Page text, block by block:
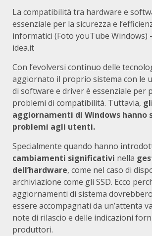
La compatibilità tra hardware e
essenziale per la sicurezza e
informatici (Foto youTube Windows)
idea.it
Con l’evolversi continuo delle
aggiornato il proprio sistema con le
di software e driver è essenziale per
problemi di compatibilità. Tuttavia,
aggiornamenti di Windows hanno
problemi agli utenti.
Specialmente quando hanno
cambiamenti significativi nella
dell’hardware, come nel caso di
archiviazione come gli SSD. Ecco
aggiornamenti di sistema
essere accompagnati da un’attenta
note di rilascio e delle indicazioni
produttori.